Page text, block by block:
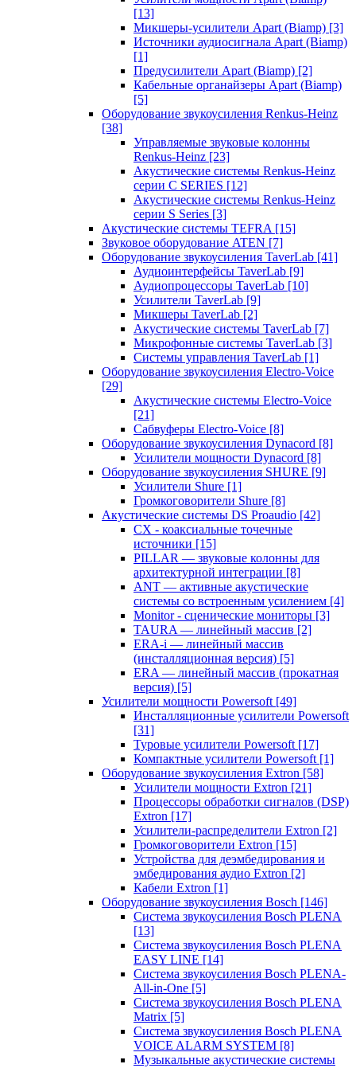
[13]
Микшеры-усилители Apart (Biamp) [3]
Источники аудиосигнала Apart (Biamp)
[1]
Предусилители Apart (Biamp) [2]
Кабельные органайзеры Apart (Biamp)
[5]
Оборудование звукоусиления Renkus-Heinz
[38]
Управляемые звуковые колонны
Renkus-Heinz [23]
Акустические системы Renkus-Heinz
серии C SERIES [12]
Акустические системы Renkus-Heinz
серии S Series [3]
Акустические системы TEFRA [15]
Звуковое оборудование ATEN [7]
Оборудование звукоусиления TaverLab [41]
Аудиоинтерфейсы TaverLab [9]
Аудиопроцессоры TaverLab [10]
Усилители TaverLab [9]
Микшеры TaverLab [2]
Акустические системы TaverLab [7]
Микрофонные системы TaverLab [3]
Системы управления TaverLab [1]
Оборудование звукоусиления Electro-Voice
[29]
Акустические системы Electro-Voice
[21]
Сабвуферы Electro-Voice [8]
Оборудование звукоусиления Dynacord [8]
Усилители мощности Dynacord [8]
Оборудование звукоусиления SHURE [9]
Усилители Shure [1]
Громкоговорители Shure [8]
Акустические системы DS Proaudio [42]
CX - коаксиальные точечные
источники [15]
PILLAR — звуковые колонны для
архитектурной интеграции [8]
ANT — активные акустические
системы со встроенным усилением [4]
Monitor - сценические мониторы [3]
TAURA — линейный массив [2]
ERA-i — линейный массив
(инсталляционная версия) [5]
ERA — линейный массив (прокатная
версия) [5]
Усилители мощности Powersoft [49]
Инсталляционные усилители Powersoft
[31]
Туровые усилители Powersoft [17]
Компактные усилители Powersoft [1]
Оборудование звукоусиления Extron [58]
Усилители мощности Extron [21]
Процессоры обработки сигналов (DSP)
Extron [17]
Усилители-распределители Extron [2]
Громкоговорители Extron [15]
Устройства для деэмбедирования и
эмбедирования аудио Extron [2]
Кабели Extron [1]
Оборудование звукоусиления Bosch [146]
Система звукоусиления Bosch PLENA
[13]
Система звукоусиления Bosch PLENA
EASY LINE [14]
Система звукоусиления Bosch PLENA-
All-in-One [5]
Система звукоусиления Bosch PLENA
Matrix [5]
Система звукоусиления Bosch PLENA
VOICE ALARM SYSTEM [8]
Музыкальные акустические системы